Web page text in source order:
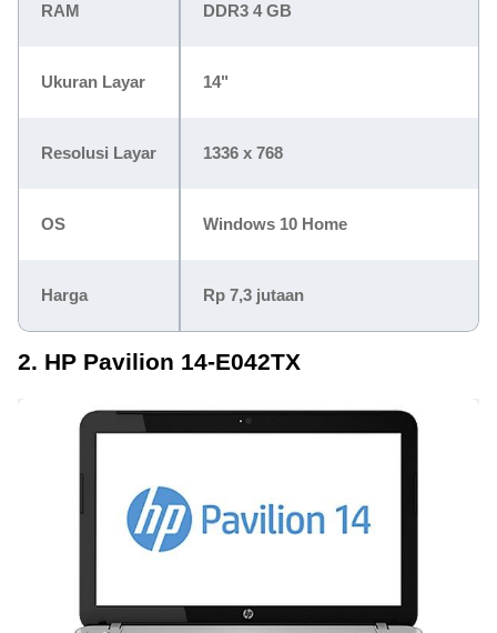
RAM DDR3 4 GB
Ukuran Layar 14"
Resolusi Layar 1336 x 768
OS Windows 10 Home
Harga Rp 7,3 jutaan
2. HP Pavilion 14-E042TX